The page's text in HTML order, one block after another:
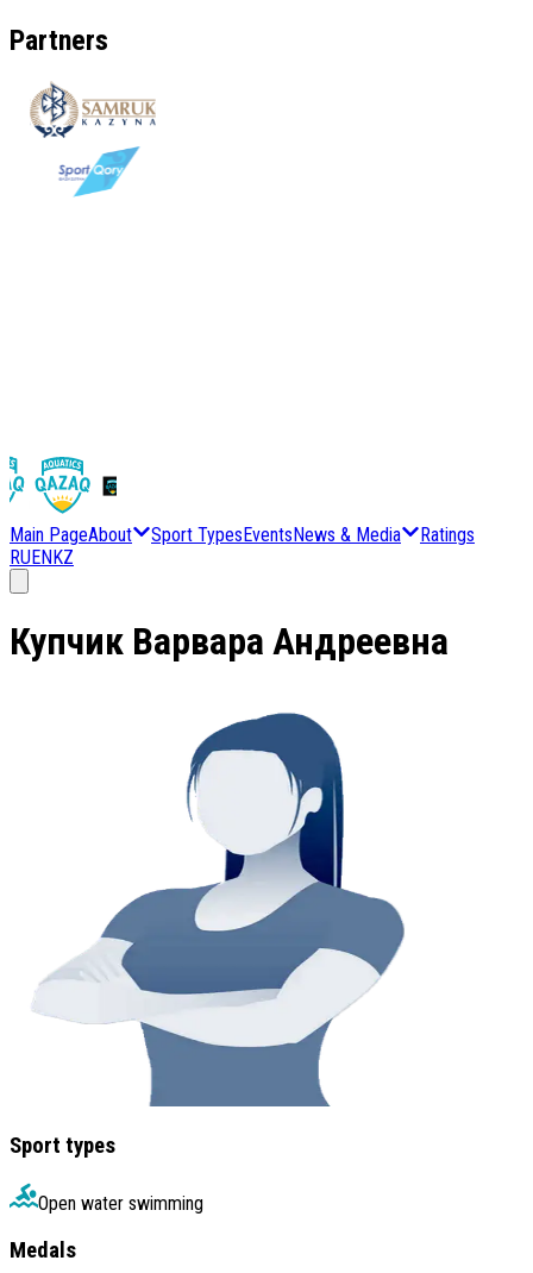
Partners
Main PageAbout Sport TypesEventsNews & Media
Ratings
RUENKZ
Купчик Варвара Андреевна
Sport types
Open water swimming
Medals